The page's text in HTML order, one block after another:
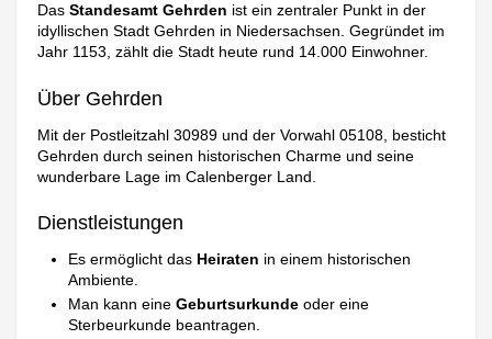
DasStandesamt Gehrden ist ein zentraler Punkt in der
idyllischen Stadt Gehrden in Niedersachsen. Gegründet im
Jahr 1153, zählt die Stadt heute rund 14.000 Einwohner.
Über Gehrden
Mit der Postleitzahl 30989 und der Vorwahl 05108, besticht
Gehrden durch seinen historischen Charme und seine
wunderbare Lage im Calenberger Land.
Dienstleistungen
Es ermöglicht das Heiraten in einem historischen
Ambiente.
Man kann eineGeburtsurkunde oder eine
Sterbeurkunde beantragen.